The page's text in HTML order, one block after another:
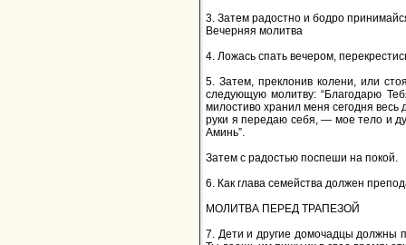
3. Затем радостно и бодро
Вечерняя молитва
4. Ложась спать вечером,
5. Затем, преклонив колени, или
следующую молитву: “Благодарю
милостиво хранил меня сегодня
руки я передаю себя, — мое тело и
Аминь”.
Затем с радостью поспеши на покой.
6. Как глава семейства должен
МОЛИТВА ПЕРЕД ТРАПЕЗОЙ
7. Дети и другие домочадцы должны